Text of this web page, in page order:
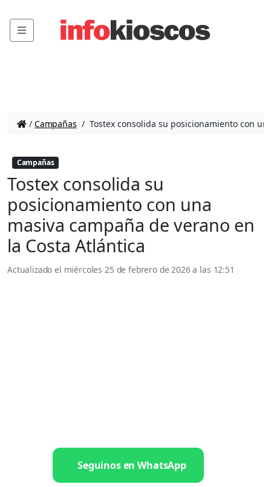
Menu
/ Campañas / Tostex consolida su posicionamiento con
Campañas
Tostex consolida su
posicionamiento con una
masiva campaña de verano en
la Costa Atlántica
Actualizado el miércoles 25 de febrero de 2026 a las 12:51
Seguinos en WhatsApp